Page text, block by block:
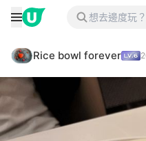
Rice bowl forever